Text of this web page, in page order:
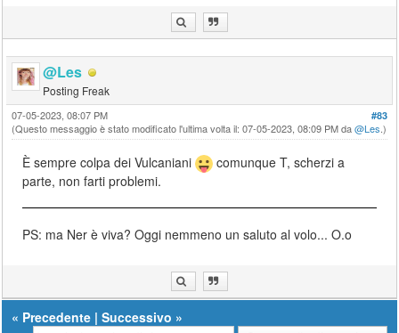
@Les
Posting Freak
#83
07-05-2023, 08:07 PM
(Questo messaggio è stato modificato l'ultima volta il: 07-05-2023, 08:09 PM da@Les .)
È sempre colpa dei Vulcaniani
comunque T, scherzi a
parte, non farti problemi.
PS: ma Ner è viva? Oggi nemmeno un saluto al volo... O.o
« Precedente |Successivo »